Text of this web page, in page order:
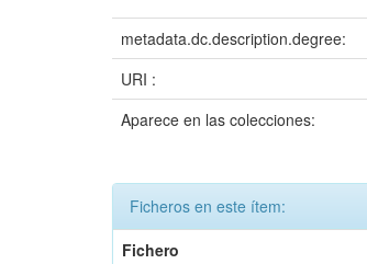
metadata.dc.description.degree:
URI :
Aparece en las colecciones:
Ficheros en este ítem:
Fichero